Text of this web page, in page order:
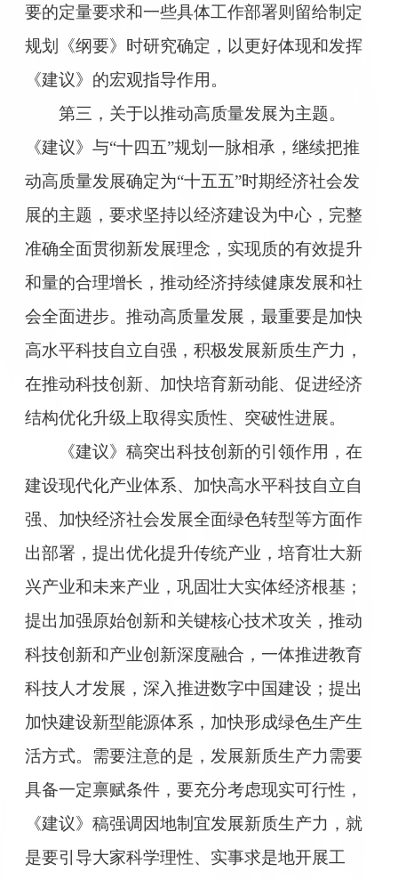
要的定量要求和一些具体工作部署则留给制定
规划《纲要》时研究确定，以更好体现和发挥
《建议》的宏观指导作用。
第三，关于以推动高质量发展为主题。
《建议》与“十四五”规划一脉相承，继续把推
动高质量发展确定为“十五五”时期经济社会发
展的主题，要求坚持以经济建设为中心，完整
准确全面贯彻新发展理念，实现质的有效提升
和量的合理增长，推动经济持续健康发展和社
会全面进步。推动高质量发展，最重要是加快
高水平科技自立自强，积极发展新质生产力，
在推动科技创新、加快培育新动能、促进经济
结构优化升级上取得实质性、突破性进展。
《建议》稿突出科技创新的引领作用，在
建设现代化产业体系、加快高水平科技自立自
强、加快经济社会发展全面绿色转型等方面作
出部署，提出优化提升传统产业，培育壮大新
兴产业和未来产业，巩固壮大实体经济根基；
提出加强原始创新和关键核心技术攻关，推动
科技创新和产业创新深度融合，一体推进教育
科技人才发展，深入推进数字中国建设；提出
加快建设新型能源体系，加快形成绿色生产生
活方式。需要注意的是，发展新质生产力需要
具备一定禀赋条件，要充分考虑现实可行性，
《建议》稿强调因地制宜发展新质生产力，就
是要引导大家科学理性、实事求是地开展工